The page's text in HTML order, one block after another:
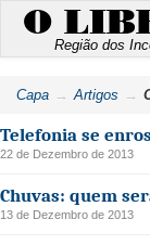
O
Região dos
Capa Artigos
Telefonia se
22 de Dezembro de 2013
Chuvas: quem
13 de Dezembro de 2013